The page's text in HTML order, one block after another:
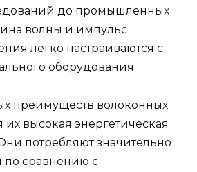
до промышленных
волны и импульс
легко настраиваются с
оборудования.
преимуществ волоконных
их высокая энергетическая
потребляют значительно
сравнению с